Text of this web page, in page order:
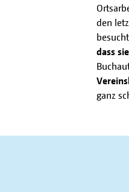
den
dass
ganz